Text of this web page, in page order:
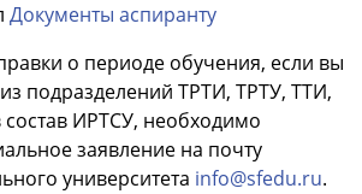
Документы аспиранту
о периоде обучения, если вы
подразделений ТРТИ, ТРТУ, ТТИ,
ИРТСУ, необходимо
заявление на почту
университета info@sfedu.ru.